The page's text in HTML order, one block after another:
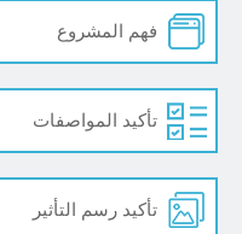
فهم المشروع
تأكيد المواصفات
تأكيد رسم التأثير